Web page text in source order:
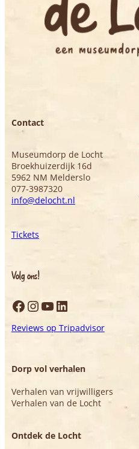
Contact
Museumdorp de Locht
Broekhuizerdijk 16d
5962 NM Melderslo
077-3987320
info@delocht.nl
Tickets
Volg ons!
Facebook
Instagram
YouTube
LinkedIn
Reviews op Tripadvisor
Dorp vol verhalen
Verhalen van vrijwilligers
Verhalen van de Locht
Ontdek de Locht